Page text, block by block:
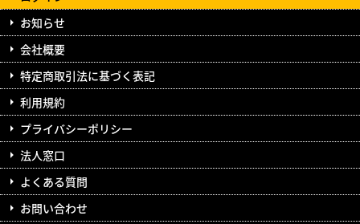
お知らせ
会社概要
特定商取引法に基づく表記
利用規約
プライバシーポリシー
法人窓口
よくある質問
お問い合わせ